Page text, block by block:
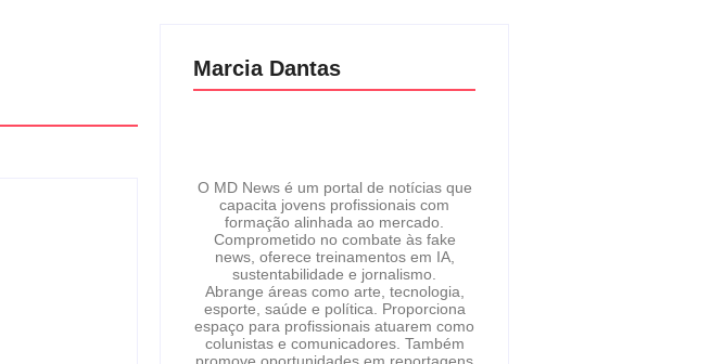
Marcia Dantas
O MD News é um portal de notícias que
capacita jovens profissionais com
formação alinhada ao mercado.
Comprometido no combate às fake
news, oferece treinamentos em IA,
sustentabilidade e jornalismo.
Abrange áreas como arte, tecnologia,
esporte, saúde e política. Proporciona
espaço para profissionais atuarem como
colunistas e comunicadores. Também